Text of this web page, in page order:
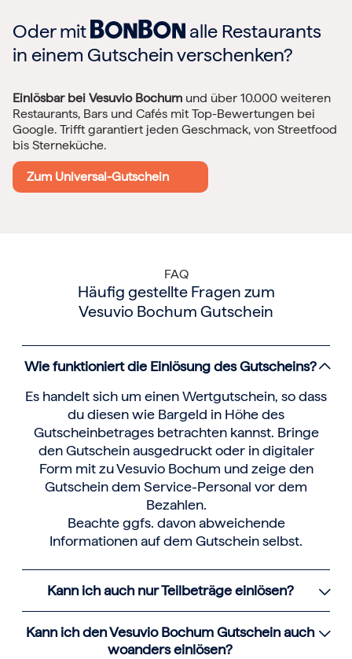
Oder mit
alle Restaurants
in einem Gutschein verschenken?
Einlösbar bei Vesuvio Bochum und über 10.000 weiteren
Restaurants, Bars und Cafés mit Top-Bewertungen bei
Google. Trifft garantiert jeden Geschmack, von Streetfood
bis Sterneküche.
Zum Universal-Gutschein
FAQ
Häufig gestellte Fragen zum
Vesuvio Bochum Gutschein
Wie funktioniert die Einlösung des Gutscheins?
Es handelt sich um einen Wertgutschein, so dass
du diesen wie Bargeld in Höhe des
Gutscheinbetrages betrachten kannst. Bringe
den Gutschein ausgedruckt oder in digitaler
Form mit zu Vesuvio Bochum und zeige den
Gutschein dem Service-Personal vor dem
Bezahlen.
Beachte ggfs. davon abweichende
Informationen auf dem Gutschein selbst.
Kann ich auch nur Teilbeträge einlösen?
Kann ich den Vesuvio Bochum Gutschein auch
woanders einlösen?